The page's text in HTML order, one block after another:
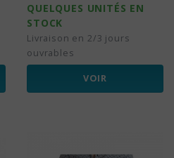
QUELQUES UNITÉS EN
STOCK
Livraison en 2/3 jours
ouvrables
VOIR